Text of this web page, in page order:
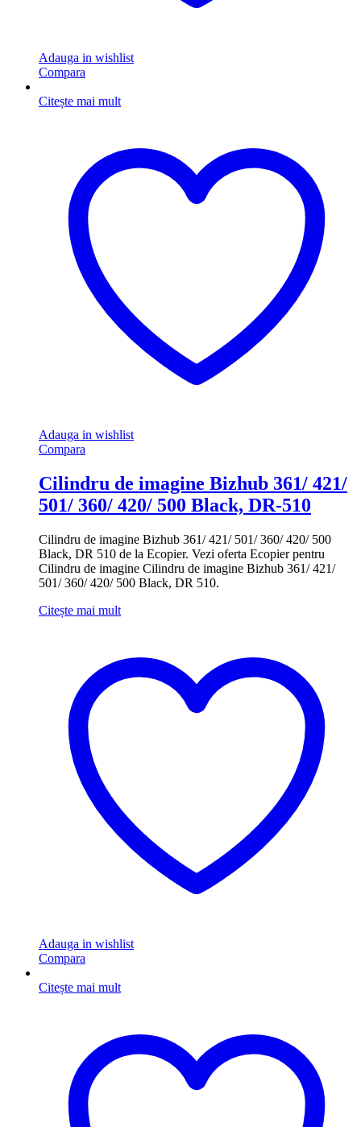
Adauga in wishlist
Compara
Citește mai mult
Adauga in wishlist
Compara
Cilindru de imagine Bizhub 361/ 421/
501/ 360/ 420/ 500 Black, DR-510
Cilindru de imagine Bizhub 361/ 421/ 501/ 360/ 420/ 500
Black, DR 510 de la Ecopier. Vezi oferta Ecopier pentru
Cilindru de imagine Cilindru de imagine Bizhub 361/ 421/
501/ 360/ 420/ 500 Black, DR 510.
Citește mai mult
Adauga in wishlist
Compara
Citește mai mult